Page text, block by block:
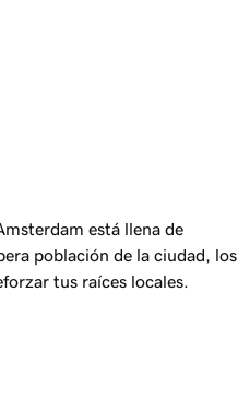
está llena de
población de la ciudad, los
tus raíces locales.